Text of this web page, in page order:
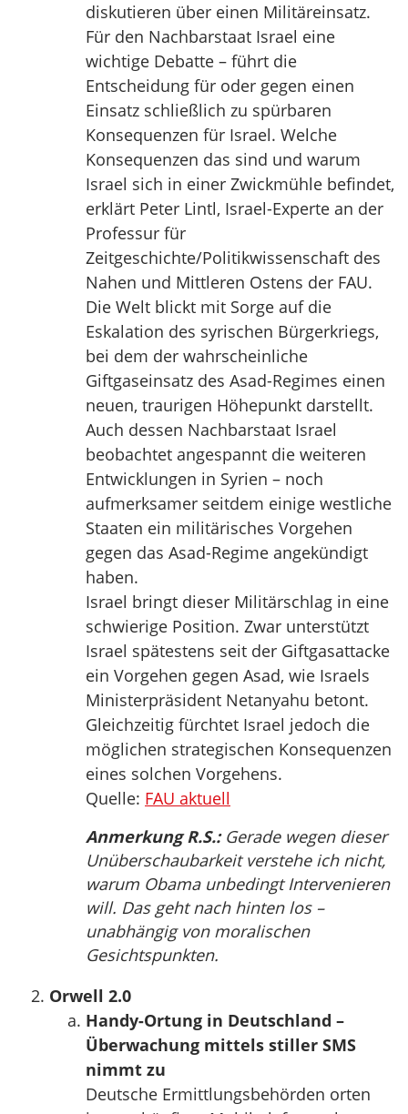
diskutieren über einen Militäreinsatz.
Für den Nachbarstaat Israel eine
wichtige Debatte – führt die
Entscheidung für oder gegen einen
Einsatz schließlich zu spürbaren
Konsequenzen für Israel. Welche
Konsequenzen das sind und warum
Israel sich in einer Zwickmühle befindet,
erklärt Peter Lintl, Israel-Experte an der
Professur für
Zeitgeschichte/Politikwissenschaft des
Nahen und Mittleren Ostens der FAU.
Die Welt blickt mit Sorge auf die
Eskalation des syrischen Bürgerkriegs,
bei dem der wahrscheinliche
Giftgaseinsatz des Asad-Regimes einen
neuen, traurigen Höhepunkt darstellt.
Auch dessen Nachbarstaat Israel
beobachtet angespannt die weiteren
Entwicklungen in Syrien – noch
aufmerksamer seitdem einige westliche
Staaten ein militärisches Vorgehen
gegen das Asad-Regime angekündigt
haben.
Israel bringt dieser Militärschlag in eine
schwierige Position. Zwar unterstützt
Israel spätestens seit der Giftgasattacke
ein Vorgehen gegen Asad, wie Israels
Ministerpräsident Netanyahu betont.
Gleichzeitig fürchtet Israel jedoch die
möglichen strategischen Konsequenzen
eines solchen Vorgehens.
Quelle: FAU aktuell
Anmerkung R.S.:Gerade wegen dieser
Unüberschaubarkeit verstehe ich nicht,
warum Obama unbedingt Intervenieren
will. Das geht nach hinten los –
unabhängig von moralischen
Gesichtspunkten.
Orwell 2.0
Handy-Ortung in Deutschland –
Überwachung mittels stiller SMS
nimmt zu
Deutsche Ermittlungsbehörden orten